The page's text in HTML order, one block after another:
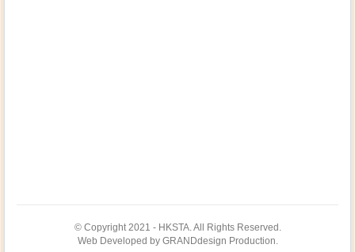
© Copyright 2021 - HKSTA. All Rights Reserved.
Web Developed by GRANDdesign Production.